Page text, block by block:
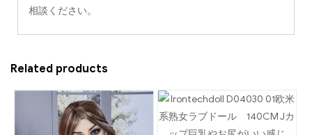
相談ください。
Related products